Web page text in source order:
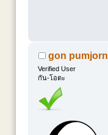
gon pumjorn
Verified User
กัน-โอตะ